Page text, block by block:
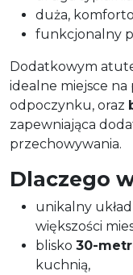
duża,
funkcjonalny
Dodatkowym
idealne miejsce
odpoczynku, oraz
zapewniająca
przechowywania.
Dlaczego
unikalny
większości
blisko 30-
kuchnią,